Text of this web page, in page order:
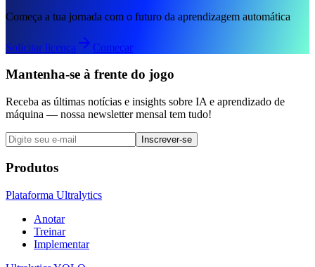
Começa a tua jornada com o futuro da aprendizagem automática
Solicitar licença Começar
Mantenha-se à frente do jogo
Receba as últimas notícias e insights sobre IA e aprendizado de
máquina — nossa newsletter mensal tem tudo!
Inscrever-se
Produtos
Plataforma Ultralytics
Anotar
Treinar
Implementar